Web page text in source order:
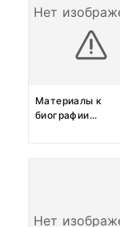
Нет
Материалы к
биографии...
Нет